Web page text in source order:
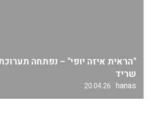
"הראית איזה יופי" – נפתחה
שריד
hanas
20.04.26